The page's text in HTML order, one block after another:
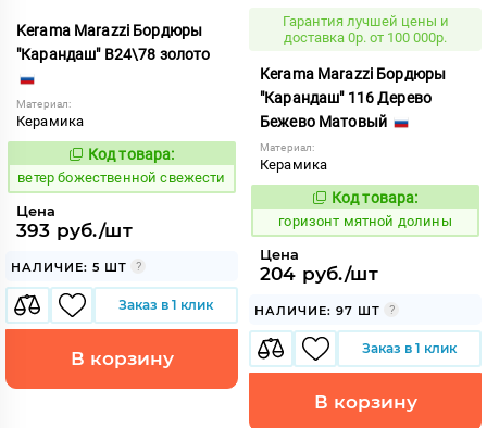
Kerama Marazzi Бордюры
"Карандаш" B24\78 золото
Материал:
Керамика
110208
Код товара:
ветер божественной свежести
Цена
393 руб./шт
НАЛИЧИЕ: 5 ШТ
Заказ в 1 клик
В корзину
Гарантия лучшей цены и
доставка 0р. от 100 000р.
Kerama Marazzi Бордюры
"Карандаш" 116 Дерево
Бежево Матовый
Материал:
Керамика
304646
Код товара:
горизонт мятной долины
Цена
204 руб./шт
НАЛИЧИЕ: 97 ШТ
Заказ в 1 клик
В корзину